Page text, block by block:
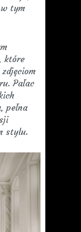
tym
które
Pałac
pełna
stylu.